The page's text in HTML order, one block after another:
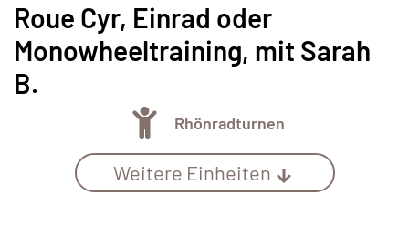
Roue Cyr, Einrad oder
Monowheeltraining, mit Sarah
B.
Rhönradturnen
Weitere Einheiten